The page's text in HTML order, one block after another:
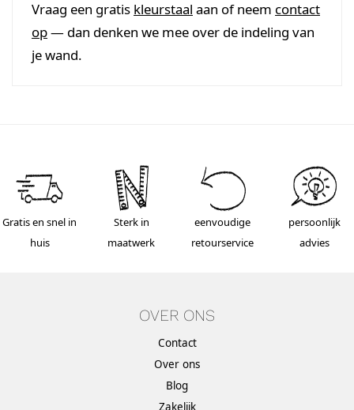
Vraag een gratis kleurstaal aan of neem contact
op— dan denken we mee over de indeling van
je wand.
Gratis en snel in
huis
Sterk in
maatwerk
eenvoudige
retourservice
persoonlijk
advies
OVER ONS
Contact
Over ons
Blog
Zakelijk